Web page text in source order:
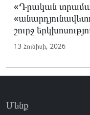
«Դրական
շուրջ
13 Հունիսի, 2026
Մենք